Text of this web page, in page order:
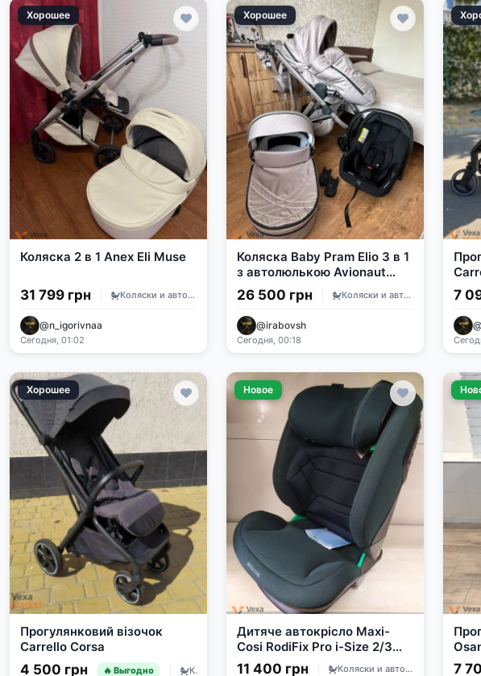
Хорошее
Коляска 2 в 1 Anex Eli Muse
31 799 грн Коляски и автокресла
@n_igorivnaa
Сегодня, 01:02
Хорошее
Коляска Baby Pram Elio 3 в 1
з автолюлькою Avionaut
Cosmo
26 500 грн Коляски и автокресла
@irabovsh
Сегодня, 00:18
7
Хорошее
Прогулянковий візочок
Carrello Corsa
4 500 грн 🔥 Выгодно Коляски и автокресла
Новое
Дитяче автокрісло Maxi-
Cosi RodiFix Pro i-Size 2/3
100-150см
11 400 грн Коляски и автокресла 7